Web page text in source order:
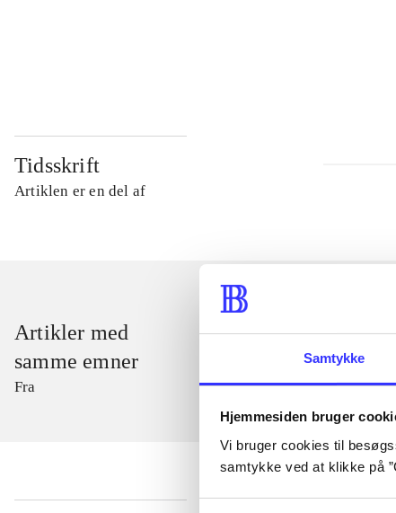
Samtykke
Hjemmesiden bruger
Vi bruger cookies til
samtykke ved at klikke på
Tidsskrift
Artiklen er en del af
Artikler med
samme emner
Fra